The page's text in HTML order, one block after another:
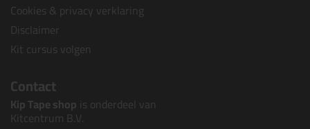
Cookies & privacy verklaring
Disclaimer
Kit cursus volgen
Contact
Kip Tape shop is onderdeel van
Kitcentrum B.V.